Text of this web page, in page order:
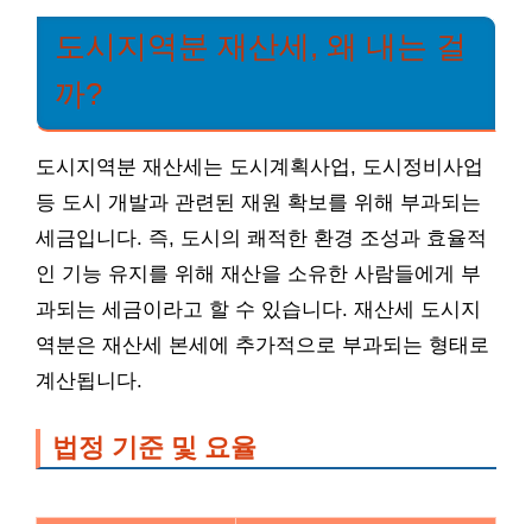
도시지역분 재산세, 왜 내는 걸
까?
도시지역분 재산세는 도시계획사업, 도시정비사업
등 도시 개발과 관련된 재원 확보를 위해 부과되는
세금입니다. 즉, 도시의 쾌적한 환경 조성과 효율적
인 기능 유지를 위해 재산을 소유한 사람들에게 부
과되는 세금이라고 할 수 있습니다. 재산세 도시지
역분은 재산세 본세에 추가적으로 부과되는 형태로
계산됩니다.
법정 기준 및 요율